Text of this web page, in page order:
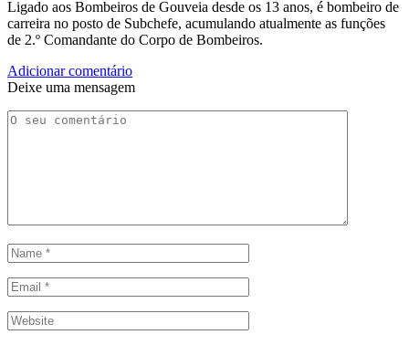
Ligado aos Bombeiros de Gouveia desde os 13 anos, é bombeiro de
carreira no posto de Subchefe, acumulando atualmente as funções
de 2.º Comandante do Corpo de Bombeiros.
Adicionar comentário
Deixe uma mensagem